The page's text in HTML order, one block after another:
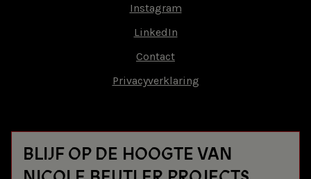
Instagram
LinkedIn
Contact
Privacyverklaring
BLIJF OP DE HOOGTE VAN